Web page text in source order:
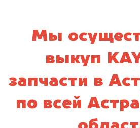
Мы
выкуп
запчасти в
по всей